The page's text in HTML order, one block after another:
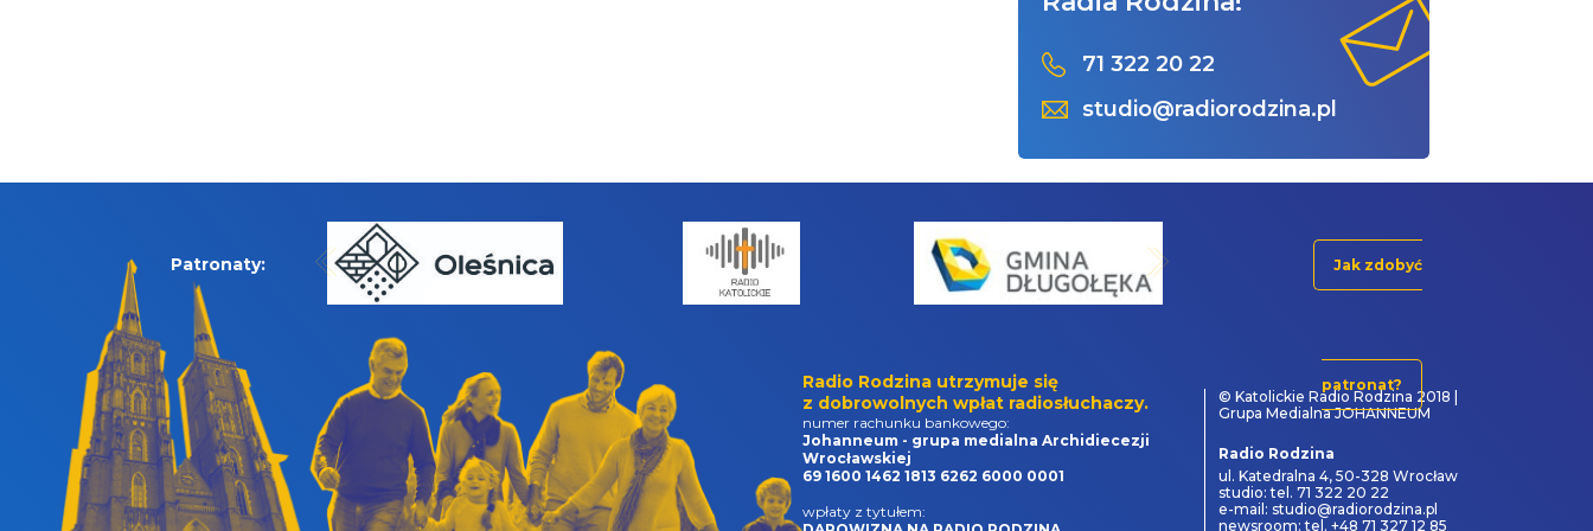
71 322 20 22
studio@radiorodzina.pl
Patronaty: Jak zdobyć
patronat?
Radio Rodzina utrzymuje się
z dobrowolnych wpłat radiosłuchaczy.
numer rachunku bankowego:
Johanneum - grupa medialna Archidiecezji
Wrocławskiej
69 1600 1462 1813 6262 6000 0001
wpłaty z tytułem:
© Katolickie Radio Rodzina 2018 |
Grupa Medialna JOHANNEUM
Radio Rodzina
ul. Katedralna 4, 50-328 Wrocław
studio: tel. 71 322 20 22
e-mail: studio@radiorodzina.pl
newsroom: tel. +48 71 327 12 85